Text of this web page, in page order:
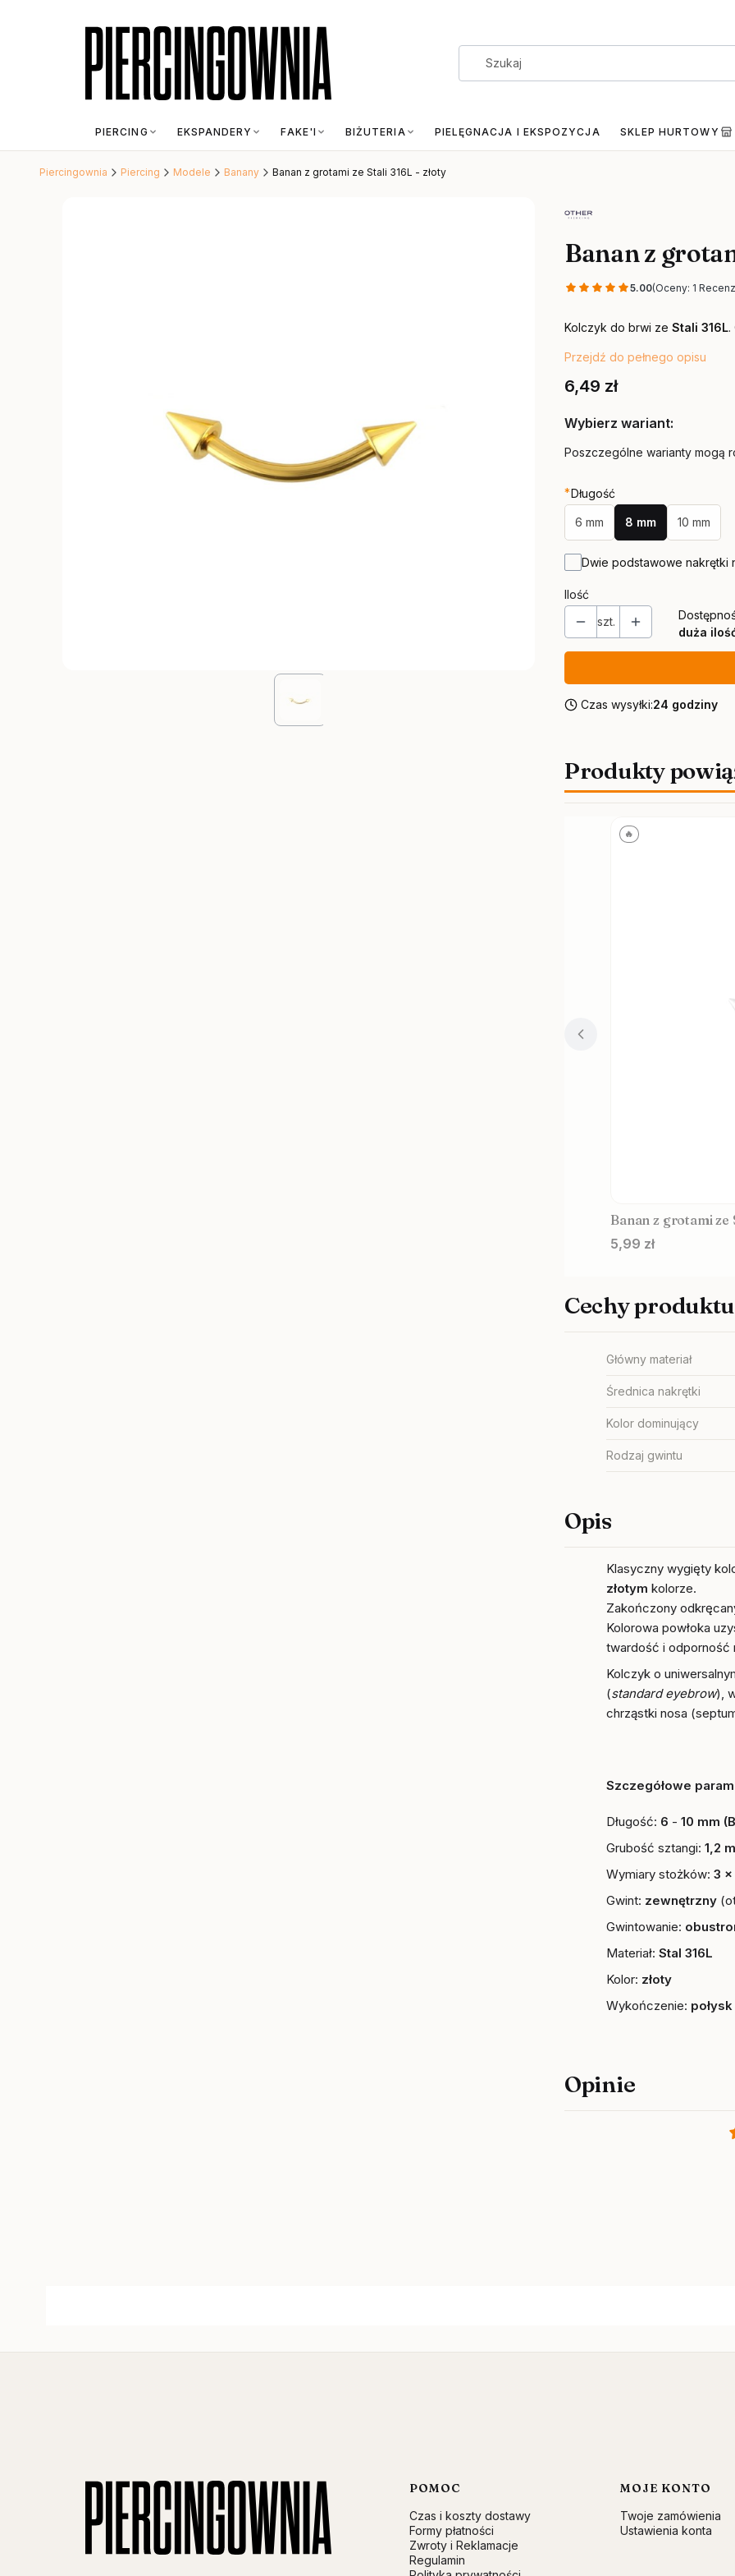
PIERCING EKSPANDERY FAKE'I BIŻUTERIA PIELĘGNACJA I EKSPOZYCJA SKLEP HURTOWY
Piercingownia Piercing Modele Banany Banan z grotami ze Stali 316L - złoty
Banan z
5.00(Oceny: 1
Kolczyk do brwi ze Stali 316L.
Przejdź do pełnego opisu
Cena
6,49 zł
Wybierz wariant:
Poszczególne warianty mogą
*Długość
6 mm 8 mm 10 mm
Dwie podstawowe nakrętki
Ilość
szt.
duża
Czas wysyłki:24 godziny
Produkty
🔥
Banan z grotami
Cena
5,99 zł
Cechy produktu
Główny materiał
Średnica nakrętki
Kolor dominujący
Rodzaj gwintu
Opis
Klasyczny wygięty
złotym kolorze.
Zakończony
Kolorowa powłoka
twardość i odporność
Kolczyk o
(standardeyebrow),
chrząstki nosa
Szczegółowe
Długość: 6 - 10 mm
Grubość sztangi:1,2
Wymiary stożków: 3 x
Gwint: zewnętrzny
Gwintowanie:
Materiał: Stal 316L
Kolor: złoty
Wykończenie: połysk
Opinie
Linki w stopce
POMOC
Czas i koszty dostawy
Formy płatności
Zwroty i Reklamacje
Regulamin
MOJE KONTO
Twoje zamówienia
Ustawienia konta